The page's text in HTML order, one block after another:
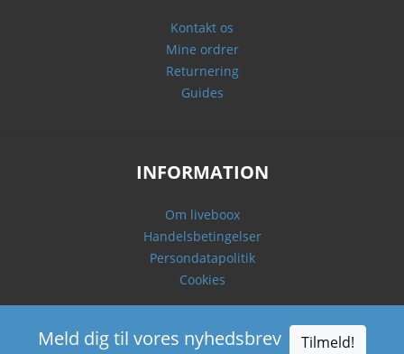
Kontakt os
Mine ordrer
Returnering
Guides
INFORMATION
Om liveboox
Handelsbetingelser
Persondatapolitik
Cookies
Meld dig til vores nyhedsbrev Tilmeld!